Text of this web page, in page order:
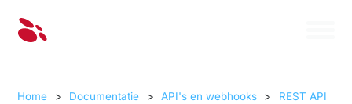
Home > Documentatie > API's en webhooks >
REST API